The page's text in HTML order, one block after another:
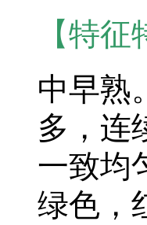
【特征
中早熟
多，连
一致均
绿色，